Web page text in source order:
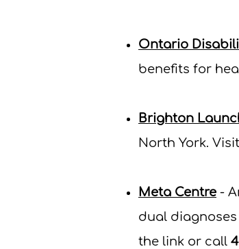
Ontario
benefits for
Brighton
North York.
Meta Centre -
dual
the link or call